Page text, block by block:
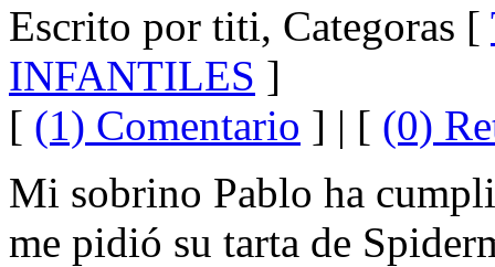
Escrito por titi, Categoras [
INFANTILES ]
[ (1) Comentario ] | [ (0)
Mi sobrino Pablo ha
me pidió su tarta de